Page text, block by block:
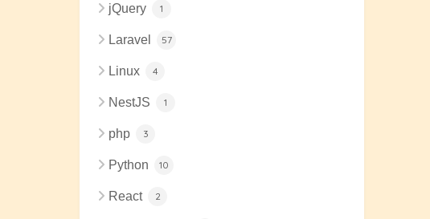
jQuery 1
Laravel 57
Linux 4
NestJS 1
php 3
Python 10
React 2